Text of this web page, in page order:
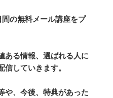
の無料メール講座をプ
ある情報、選ばれる人に
していきます。
や、今後、特典があった